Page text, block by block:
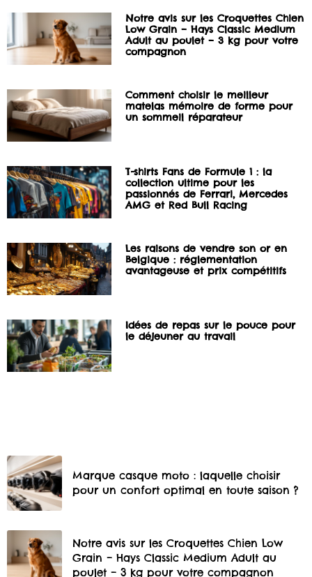
Notre avis sur les Croquettes Chien
Low Grain – Hays Classic Medium
Adult au poulet – 3 kg pour votre
compagnon
Comment choisir le meilleur
matelas mémoire de forme pour
un sommeil réparateur
T-shirts Fans de Formule 1 : la
collection ultime pour les
passionnés de Ferrari, Mercedes
AMG et Red Bull Racing
Les raisons de vendre son or en
Belgique : réglementation
avantageuse et prix compétitifs
Idées de repas sur le pouce pour
le déjeuner au travail
Marque casque moto : laquelle choisir
pour un confort optimal en toute saison ?
Notre avis sur les Croquettes Chien Low
Grain – Hays Classic Medium Adult au
poulet – 3 kg pour votre compagnon